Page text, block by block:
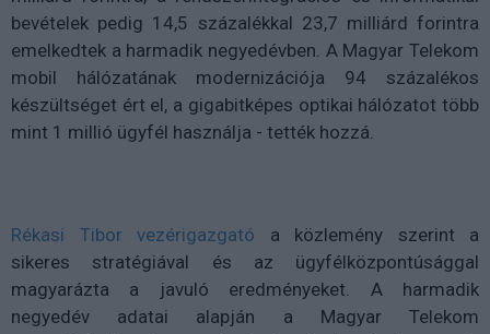
bevételek pedig 14,5 százalékkal 23,7 milliárd forintra
emelkedtek a harmadik negyedévben. A Magyar Telekom
mobil hálózatának modernizációja 94 százalékos
készültséget ért el, a gigabitképes optikai hálózatot több
mint 1 millió ügyfél használja - tették hozzá.
Rékasi Tibor vezérigazgató a közlemény szerint a
sikeres stratégiával és az ügyfélközpontúsággal
magyarázta a javuló eredményeket. A harmadik
negyedév adatai alapján a Magyar Telekom